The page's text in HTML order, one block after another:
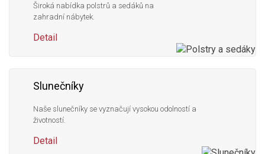
Široká nabídka polstrů a sedáků na
zahradní nábytek.
Detail
Slunečníky
Naše slunečníky se vyznačují vysokou odolností a
životností.
Detail